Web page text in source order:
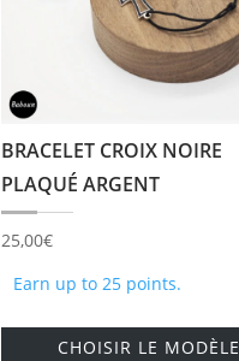
BRACELET CROIX NOIRE
PLAQUÉ ARGENT
25,00€
Earn up to 25 points.
CHOISIR LE MODÈLE